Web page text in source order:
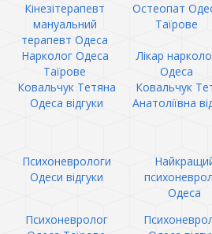
Кінезітерапевт
мануальний
терапевт Одеса
Остеопат
Таїрове
Нарколог Одеса
Таїрове
Лікар
Одеса
Ковальчук Тетяна
Одеса відгуки
Ковальчук
Анатоліївна
Психоневрологи
Одеси відгуки
Одеса
Психоневролог